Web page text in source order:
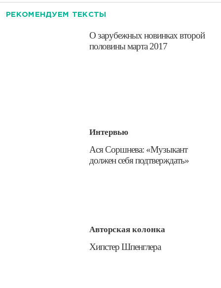
РЕКОМЕНДУЕМ ТЕКСТЫ
​О зарубежных новинках второй
половины марта 2017
Интервью
​Ася Соршнева: «Музыкант
должен себя подтверждать»
Авторская колонка
​Хипстер Шпенглера